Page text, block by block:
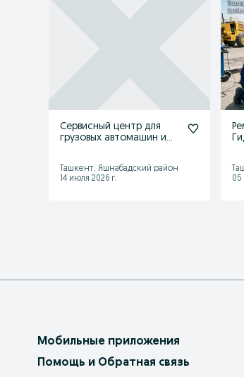
Сервисный центр для
грузовых автомашин и
Ташкент, Яшнабадский район
14 июля 2026 г.
05
Мобильные приложения
Помощь и Обратная связь